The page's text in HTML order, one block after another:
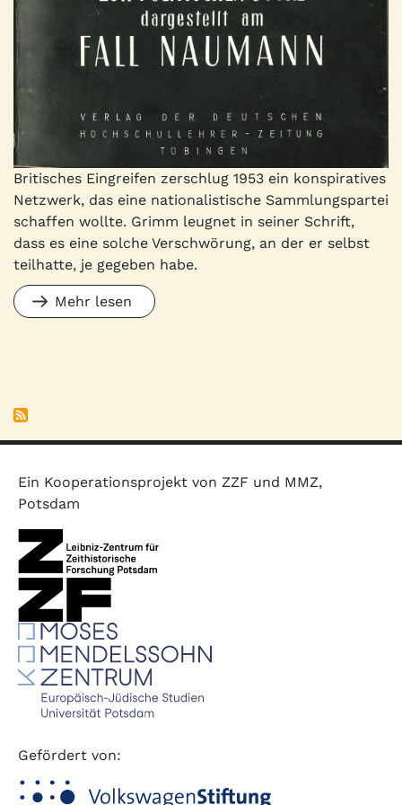
Britisches Eingreifen zerschlug 1953 ein konspiratives
Netzwerk, das eine nationalistische Sammlungspartei
schaffen wollte. Grimm leugnet in seiner Schrift,
dass es eine solche Verschwörung, an der er selbst
teilhatte, je gegeben habe.
Mehr lesen
Ein Kooperationsprojekt von ZZF und MMZ,
Potsdam
Gefördert von: